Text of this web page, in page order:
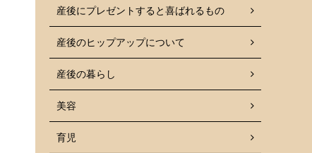
産後にプレゼントすると喜ばれるもの
産後のヒップアップについて
産後の暮らし
美容
育児